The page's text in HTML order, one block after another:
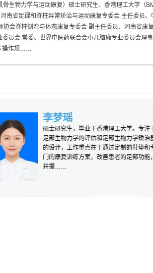
生物力学与运动康复）硕士研究生、香港理工大学（
南省足踝和脊柱异常矫治与运动康复专委会 主任委员
会脊柱侧弯与体态康复专委会 副主任委员、河南省康
员会 常委、世界中医药联合会小儿脑瘫专业委员会理
操作规……
李梦瑶
硕士研究生，毕业于香港理工大
足部生物力学的评估和足部生物
的设计，工作重点在于通过定制
门的康复训练方案，改善患者的
并提……